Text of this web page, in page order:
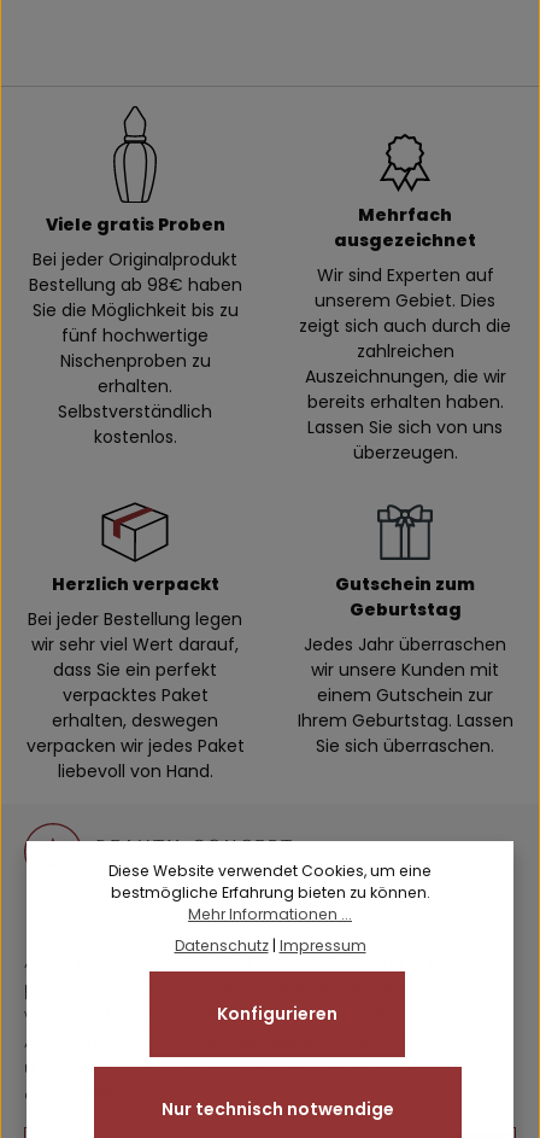
Viele gratis Proben
Bei jeder Originalprodukt
Bestellung ab 98€ haben
Sie die Möglichkeit bis zu
fünf hochwertige
Nischenproben zu
erhalten.
Selbstverständlich
kostenlos.
Mehrfach
ausgezeichnet
Wir sind Experten auf
unserem Gebiet. Dies
zeigt sich auch durch die
zahlreichen
Auszeichnungen, die wir
bereits erhalten haben.
Lassen Sie sich von uns
überzeugen.
Herzlich verpackt
Bei jeder Bestellung legen
wir sehr viel Wert darauf,
dass Sie ein perfekt
verpacktes Paket
erhalten, deswegen
verpacken wir jedes Paket
liebevoll von Hand.
Gutschein zum
Geburtstag
Jedes Jahr überraschen
wir unsere Kunden mit
einem Gutschein zur
Ihrem Geburtstag. Lassen
Sie sich überraschen.
Abonnieren Sie den kostenlosen Newsletter und
profitieren Sie von unseren tollen Angeboten! Sie
werden stets als Erster über neue Produkte und
Aktionen informiert. Der Newsletter ist natürlich jederzeit
über einen Link in der E-Mail oder dieser Seite wieder
abbestellbar.
Diese Website verwendet Cookies, um eine
bestmögliche Erfahrung bieten zu können.
Mehr Informationen ...
Datenschutz| Impressum
Nur technisch notwendige
Konfigurieren